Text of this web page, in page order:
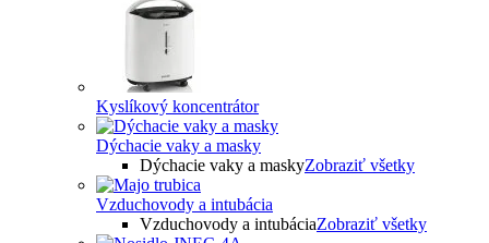
Kyslíkový koncentrátor
Dýchacie vaky a masky
Dýchacie vaky a maskyZobraziť všetky
Vzduchovody a intubácia
Vzduchovody a intubáciaZobraziť všetky